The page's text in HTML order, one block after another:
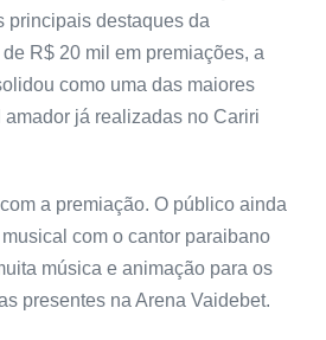
principais destaques da
R$ 20 mil em premiações, a
como uma das maiores
já realizadas no Cariri
a premiação. O público ainda
com o cantor paraibano
música e animação para os
presentes na Arena Vaidebet.